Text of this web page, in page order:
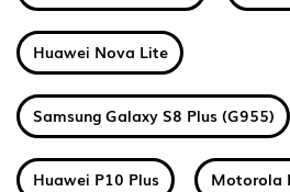
Huawei Nova Lite
Samsung Galaxy S8 Plus (G955)
Huawei P10 Plus Motorola